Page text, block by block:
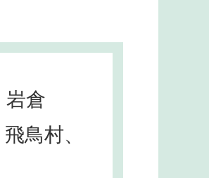
岩倉
鳥村、